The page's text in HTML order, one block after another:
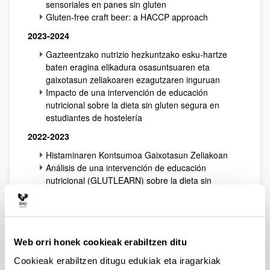
Web orri honek cookieak erabiltzen ditu
Cookieak erabiltzen ditugu edukiak eta iragarkiak
sensoriales en panes sin gluten
Gluten-free craft beer: a HACCP approach
2023-2024
Gazteentzako nutrizio hezkuntzako esku-hartze
baten eragina elikadura osasuntsuaren eta
gaixotasun zeliakoaren ezagutzaren inguruan
Impacto de una intervención de educación
nutricional sobre la dieta sin gluten segura en
estudiantes de hostelería
2022-2023
Histaminaren Kontsumoa Gaixotasun Zeliakoan
Análisis de una intervención de educación
nutricional (GLUTLEARN) sobre la dieta sin
Búsqueda de nuevos biomarcadores para el
Caracterización físicoquímica, nutricional y
sensorial de panes sin gluten enriquecidos con